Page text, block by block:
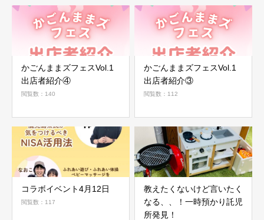
かごんままズフェスVol.1
出店者紹介④
閲覧数：140
かごんままズフェスVol.1
出店者紹介③
閲覧数：112
コラボイベント4月12日
閲覧数：117
教えたくないけど言いたく
なる、、！一時預かり託児
所発見！